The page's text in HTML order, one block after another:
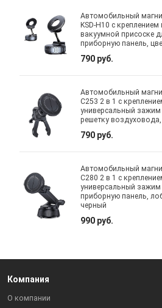
Автомобильный
KSD-H10 с
вакуумной присоске
приборную панель,
790 руб.
Автомобильный
C253 2 в 1 с
универсальный
решетку
790 руб.
Автомобильный
C280 2 в 1 с
универсальный
приборную панель,
черный
990 руб.
Компания
О компании